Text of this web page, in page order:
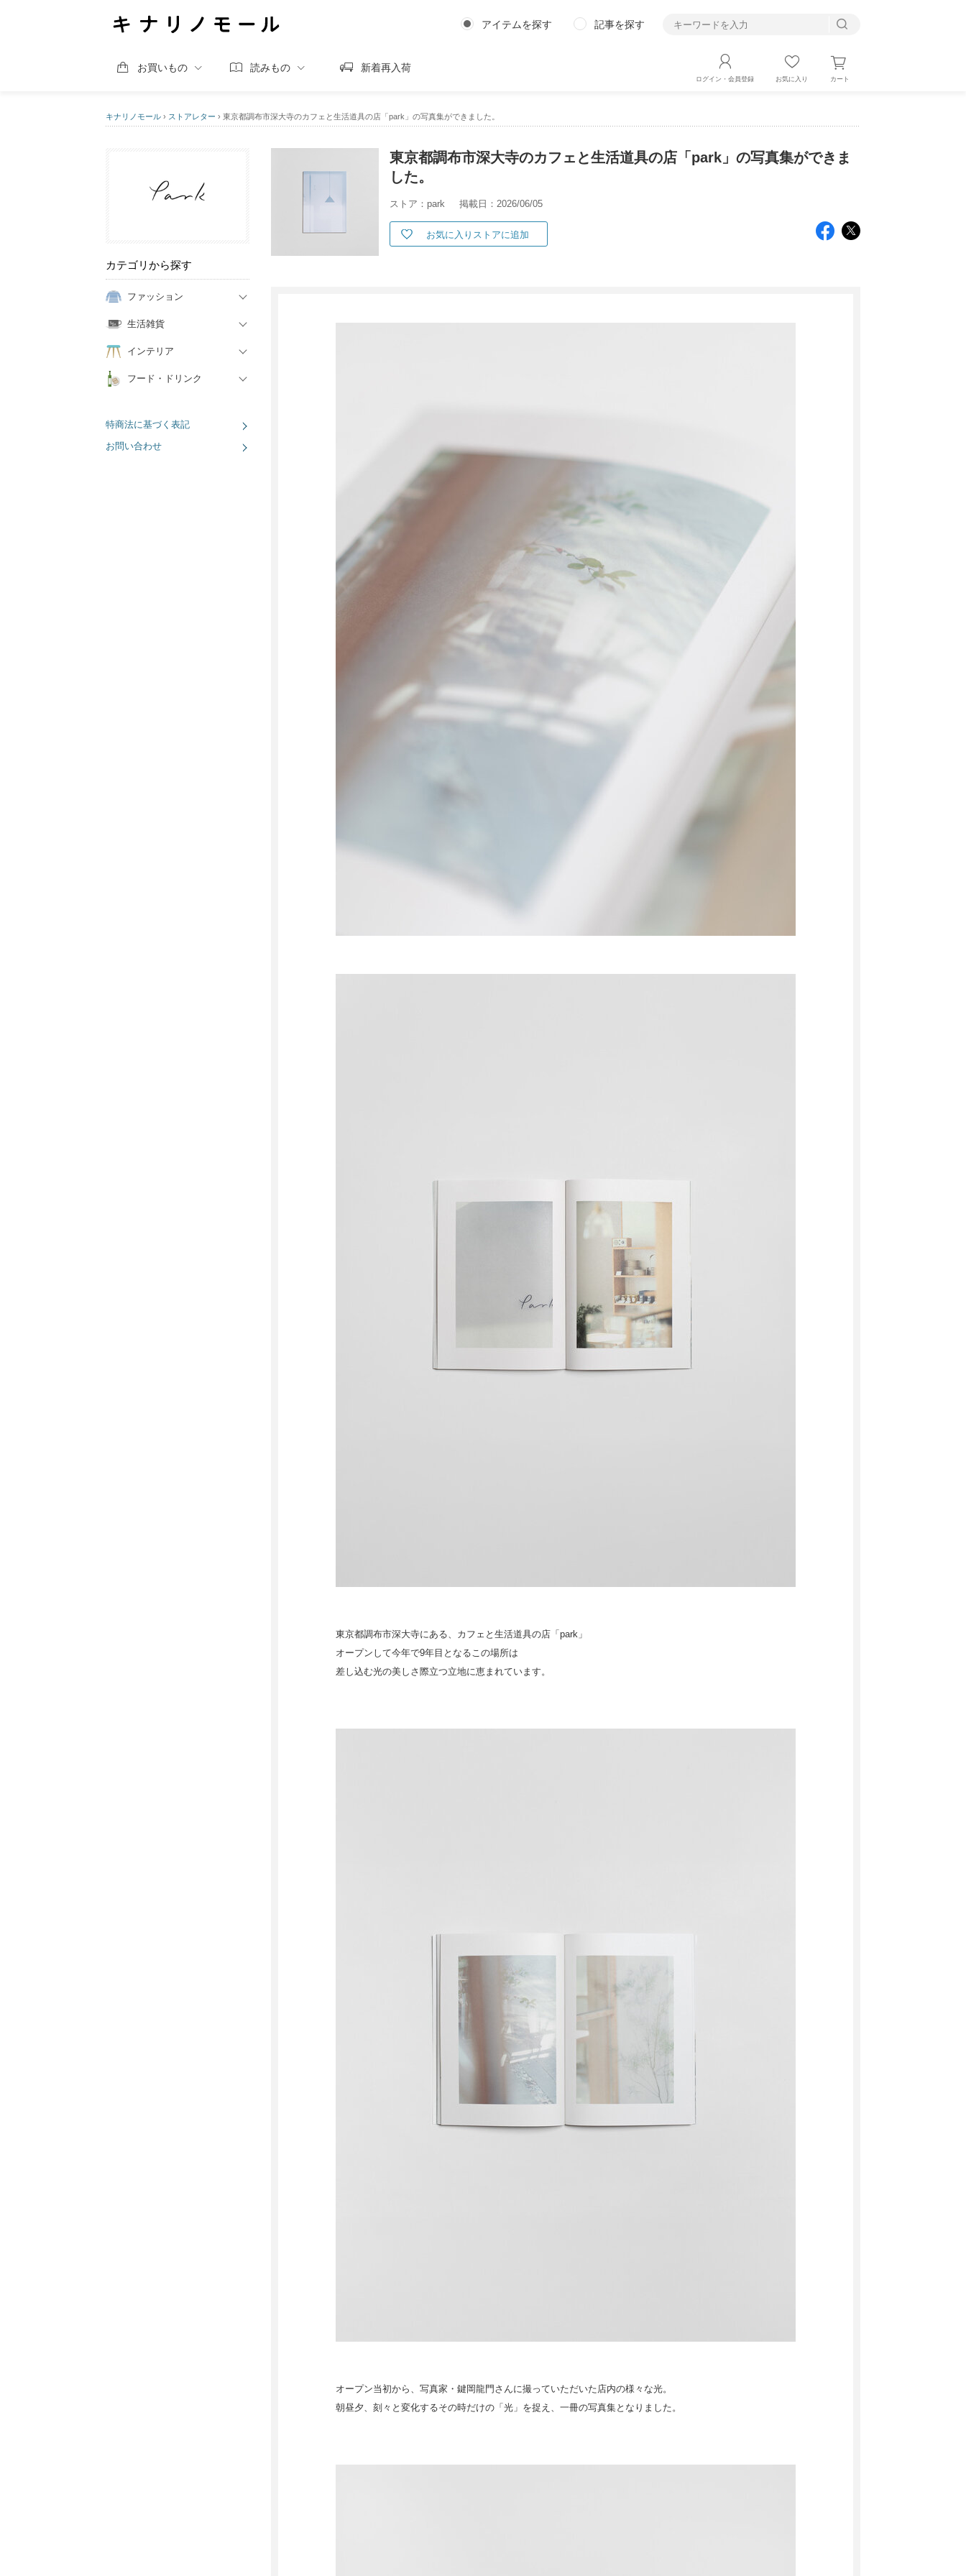
アイテムを探す 記事を探す
お買いもの 読みもの 新着再入荷
ログイン・会員登録 お気に入り カート
キナリノモール › ストアレター › 東京都調布市深大寺のカフェと生活道具の店「park」の写真集ができました。
カテゴリから探す
ファッション
生活雑貨
インテリア
フード・ドリンク
特商法に基づく表記
お問い合わせ
東京都調布市深大寺のカフェと生活道具の店「park」の写真集ができま
した。
ストア：park 掲載日：2026/06/05
お気に入りストアに追加
東京都調布市深大寺にある、カフェと生活道具の店「park」
オープンして今年で9年目となるこの場所は
差し込む光の美しさ際立つ立地に恵まれています。
オープン当初から、写真家・鍵岡龍門さんに撮っていただいた店内の様々な光。
朝昼夕、刻々と変化するその時だけの「光」を捉え、一冊の写真集となりました。